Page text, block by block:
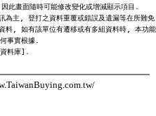
此畫面隨時可能修改變化或增減顯示項目.
為主, 登打之資料重覆或錯誤及遺漏等在所難
料, 如有該單位有遷移或有多組資料時, 本功
事實根據.